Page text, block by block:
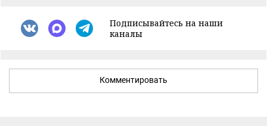
Подписывайтесь на наши
каналы
Комментировать